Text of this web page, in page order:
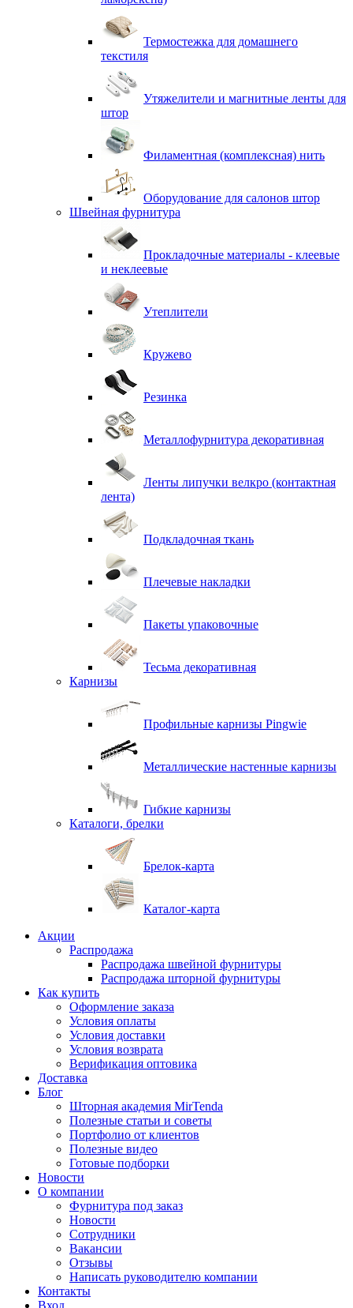
Термостежка для домашнего
текстиля
Утяжелители и магнитные ленты для
штор
Филаментная (комплексная) нить
Оборудование для салонов штор
Швейная фурнитура
Прокладочные материалы - клеевые
и неклеевые
Утеплители
Кружево
Резинка
Металлофурнитура декоративная
Ленты липучки велкро (контактная
лента)
Подкладочная ткань
Плечевые накладки
Пакеты упаковочные
Тесьма декоративная
Карнизы
Профильные карнизы Pingwie
Металлические настенные карнизы
Гибкие карнизы
Каталоги, брелки
Брелок-карта
Каталог-карта
Акции
Распродажа
Распродажа швейной фурнитуры
Распродажа шторной фурнитуры
Как купить
Оформление заказа
Условия оплаты
Условия доставки
Условия возврата
Верификация оптовика
Доставка
Блог
Шторная академия MirTenda
Полезные статьи и советы
Портфолио от клиентов
Полезные видео
Готовые подборки
Новости
О компании
Фурнитура под заказ
Новости
Сотрудники
Вакансии
Отзывы
Написать руководителю компании
Контакты
Вход